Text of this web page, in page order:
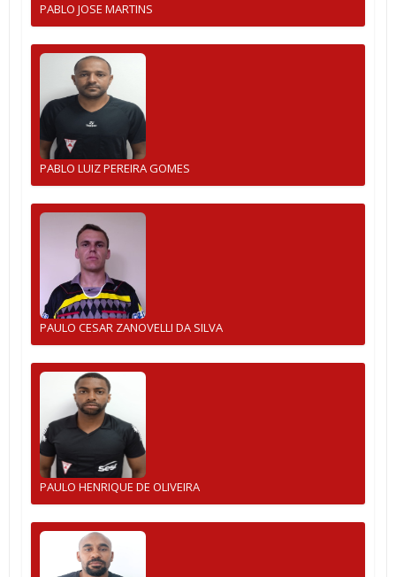
PABLO JOSE MARTINS
PABLO LUIZ PEREIRA GOMES
PAULO CESAR ZANOVELLI DA SILVA
PAULO HENRIQUE DE OLIVEIRA